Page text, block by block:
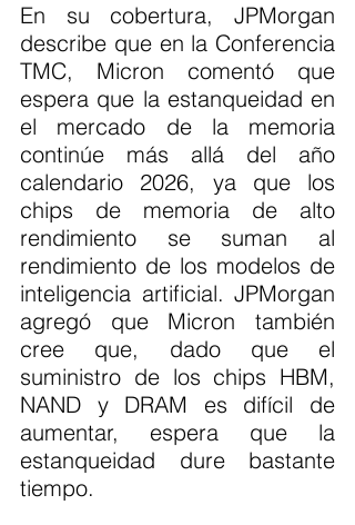
En su cobertura, JPMorgan
describe que en la Conferencia
TMC, Micron comentó que
espera que la estanqueidad en
el mercado de la memoria
continúe más allá del año
calendario 2026, ya que los
chips de memoria de alto
rendimiento se suman al
rendimiento de los modelos de
inteligencia artificial. JPMorgan
agregó que Micron también
cree que, dado que el
suministro de los chips HBM,
NAND y DRAM es difícil de
aumentar, espera que la
estanqueidad dure bastante
tiempo.